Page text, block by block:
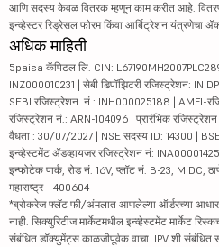
आणि सदस्य केवळ वितरक म्हणून काम करीत आहे. वितरण
इन्व्हेस्टर रिड्रेसल फोरम किंवा आर्बिट्रेशन यंत्रणेचा
अधिक माहिती
5paisa कॅपिटल लि. CIN:
INZ000010231 | सेबी डिपॉझिटरी रजिस्ट्रेशन: IN
SEBI रजिस्ट्रेशन. नं.: INH000025188 | AMFI-
रजिस्ट्रेशन नं.: ARN-104096 | प्रारंभिक
वैधता : 30/07/2027 | NSE सदस्य ID: 14300 |
इन्व्हेस्टमेंट ॲडव्हायजर रजिस्ट्रेशन नं:
इन्फोटेक पार्क, रोड नं. 16V, प्लॉट नं. B-23, MIDC,
महाराष्ट्र - 400604
*ब्रोकरेज फ्लॅट फी/अंमलात आणलेल्या ऑर्डरच्या
नाही. सिक्युरिटीज मार्केटमधील इन्व्हेस्टमेंट मार्केट
संबंधित डॉक्युमेंट्स काळजीपूर्वक वाचा. IPV शी संबंधित